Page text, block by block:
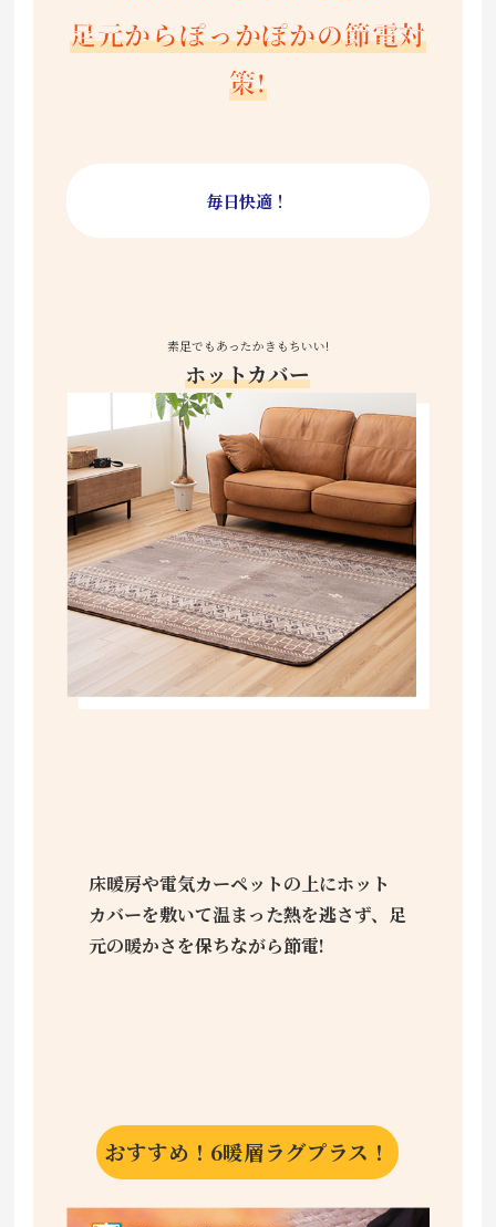
足元からぽっかぽかの節電対
策!
毎日快適！
素足でもあったかきもちいい!
ホットカバー
床暖房や電気カーペットの上にホット
カバーを敷いて温まった熱を逃さず、足
元の暖かさを保ちながら節電!
おすすめ！6暖層ラグプラス！